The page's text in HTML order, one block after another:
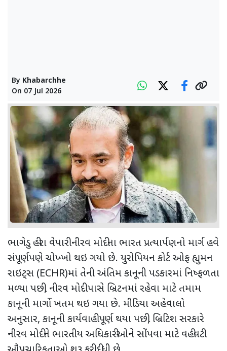
By Khabarchhe
On 07 Jul 2026
ભાગેડુ હીરા વેપારી નીરવ મોદીના ભારત પ્રત્યાર્પણનો માર્ગ હવે
સંપૂર્ણપણે ચોખ્ખો થઇ ગયો છે. યુરોપિયન કોર્ટ ઓફ હ્યુમન
રાઇટ્સ (ECHR)માં તેની અંતિમ કાનૂની પડકારમાં નિષ્ફળતા
મળ્યા પછી, નીરવ મોદી પાસે બ્રિટનમાં રહેવા માટે તમામ
કાનૂની માર્ગો ખતમ થઇ ગયા છે. મીડિયા અહેવાલો
અનુસાર, કાનૂની કાર્યવાહી પૂર્ણ થયા પછી, બ્રિટિશ સરકારે
નીરવ મોદીને ભારતીય અધિકારીઓને સોંપવા માટે વહીવટી